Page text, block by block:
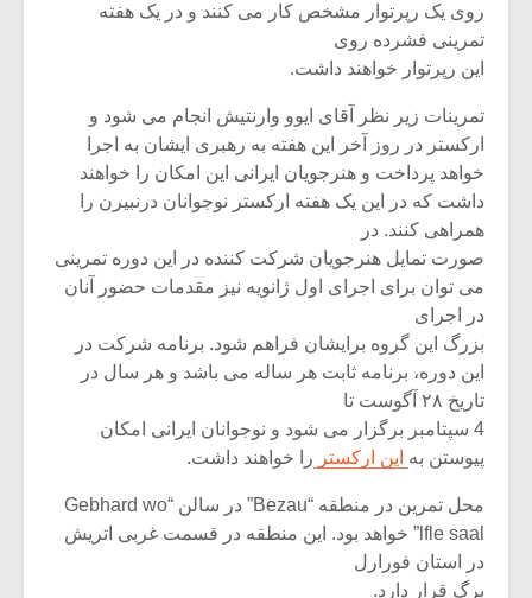
روی یک رپرتوار مشخص کار می کنند و در یک هفته
تمرینی فشرده روی
این رپرتوار خواهند داشت.
تمرینات زیر نظر آقای ایوو وارنتیش انجام می شود و
ارکستر در روز آخر این هفته به رهبری ایشان به اجرا
خواهد پرداخت و هنرجویان ایرانی این امکان را خواهند
داشت که در این یک هفته ارکستر نوجوانان درنبیرن را
همراهی کنند. در
صورت تمایل هنرجویان شرکت کننده در این دوره تمرینی
می توان برای اجرای اول ژانویه نیز مقدمات حضور آنان
در اجرای
بزرگ این گروه برایشان فراهم شود. برنامه شرکت در
این دوره، برنامه ثابت هر ساله می باشد و هر سال در
تاریخ ۲۸ آگوست تا
4 سپتامبر برگزار می شود و نوجوانان ایرانی امکان
پیوستن به این ارکستر را خواهند داشت.
محل تمرین در منطقه “Bezau” در سالن “Gebhard wo
lfle saal” خواهد بود. این منطقه در قسمت غربی اتریش
در استان فورارل
برگ قرار دارد.